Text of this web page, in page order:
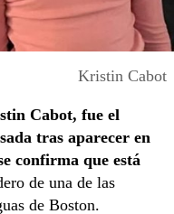
Kristin Cabot
Cabot, fue el
tras aparecer en
confirma que está
de una de las
de Boston.